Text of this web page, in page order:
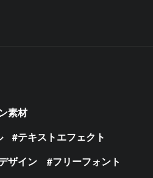
素材
テキストエフェクト
ザイン
フリーフォント